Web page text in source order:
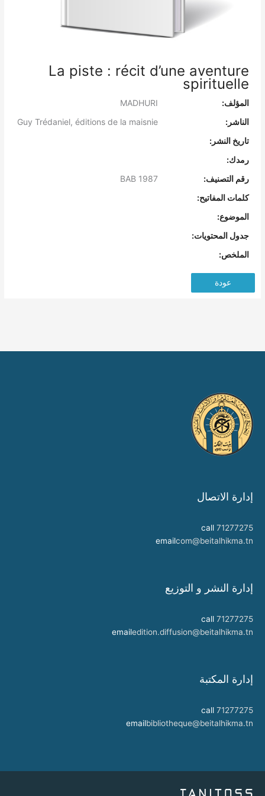
La piste : récit d’une aventure
spirituelle
المؤلف:
الناشر:
Guy Trédaniel, éditions de la maisnie
تاريخ النشر:
رمدك:
رقم التصنيف:
كلمات المفاتيح:
الموضوع:
جدول المحتويات:
الملخص:
عودة
إدارة الاتصال
call 71277275
emailcom@beitalhikma.tn
إدارة النشر و التوزيع
call 71277275
emailedition.diffusion@beitalhikma.tn
إدارة المكتبة
call 71277275
emailbibliotheque@beitalhikma.tn